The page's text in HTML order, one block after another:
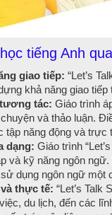
tiếng Anh
giao tiếp: “Let’s
khả năng giao
tác: Giáo trình
và thảo luận.
tập năng động và trực
dạng: Giáo trình
và kỹ năng ngôn
dụng ngôn ngữ một
thực tế: “Let’s Talk
du lịch, đến các